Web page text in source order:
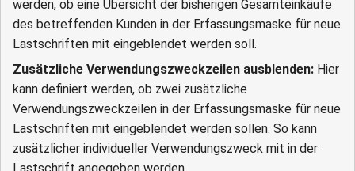
werden, ob eine Übersicht der bisherigen Gesamteinkäufe
des betreffenden Kunden in der Erfassungsmaske für neue
Lastschriften mit eingeblendet werden soll.
Zusätzliche Verwendungszweckzeilen ausblenden: Hier
kann definiert werden, ob zwei zusätzliche
Verwendungszweckzeilen in der Erfassungsmaske für neue
Lastschriften mit eingeblendet werden sollen. So kann
zusätzlicher individueller Verwendungszweck mit in der